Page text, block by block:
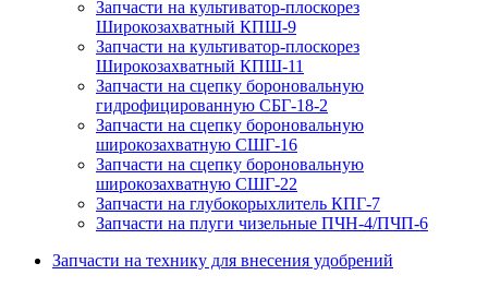
Запчасти на культиватор-плоскорез
Широкозахватный КПШ-9
Запчасти на культиватор-плоскорез
Широкозахватный КПШ-11
Запчасти на сцепку бороновальную
гидрофицированную СБГ-18-2
Запчасти на сцепку бороновальную
широкозахватную СШГ-16
Запчасти на сцепку бороновальную
широкозахватную СШГ-22
Запчасти на глубокорыхлитель КПГ-7
Запчасти на плуги чизельные ПЧН-4/ПЧП-6
Запчасти на технику для внесения удобрений